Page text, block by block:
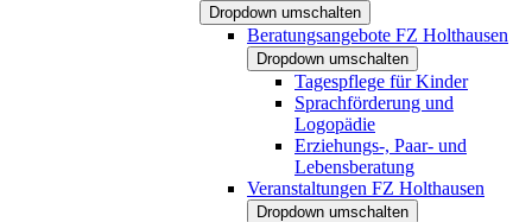
Dropdown umschalten
Beratungsangebote FZ Holthausen
Dropdown umschalten
Tagespflege für Kinder
Sprachförderung und
Logopädie
Erziehungs-, Paar- und
Lebensberatung
Veranstaltungen FZ Holthausen
Dropdown umschalten